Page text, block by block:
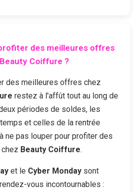
des meilleures offres
Beauty Coiffure ?
des meilleures offres chez
restez à l'affût tout au long de
périodes de soldes, les
et celles de la rentrée
ne pas louper pour profiter des
Beauty Coiffure.
et le Cyber Monday sont
vous incontournables :